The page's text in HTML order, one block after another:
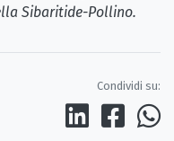
Sibaritide-Pollino.
Condividi su: